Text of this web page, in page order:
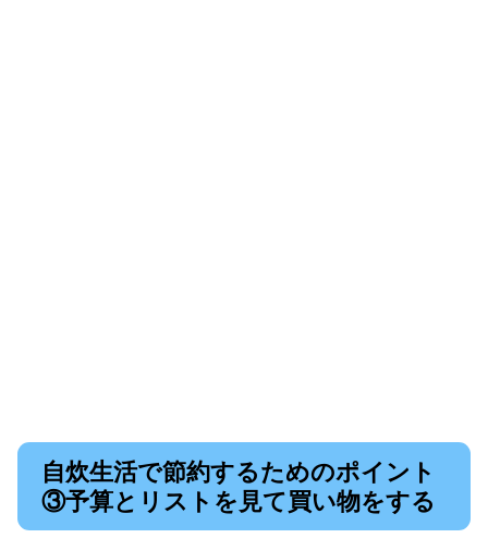
自炊生活で節約するためのポイント
③予算とリストを見て買い物をする